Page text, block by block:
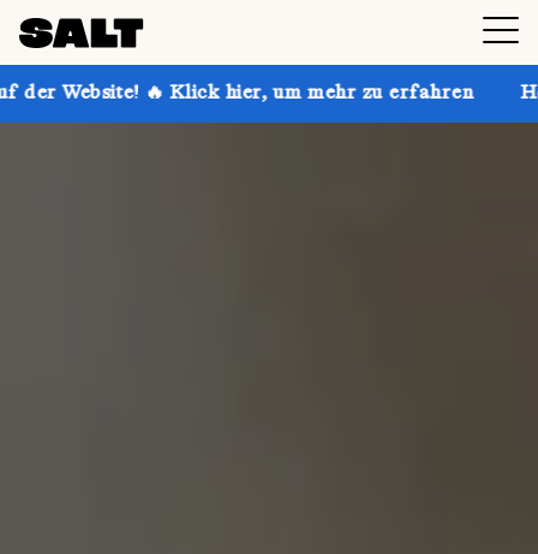
Klick hier, um mehr zu erfahren Hol dir bis zu 30